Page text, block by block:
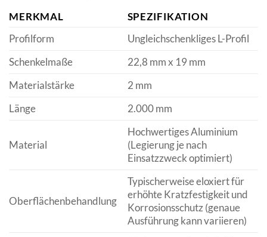
MERKMAL
SPEZIFIKATION
Profilform
Ungleichschenkliges L-Profil
Schenkelmaße
22,8 mm x 19 mm
Materialstärke
2 mm
Länge
2.000 mm
Material
Hochwertiges Aluminium
(Legierung je nach
Einsatzzweck optimiert)
Oberflächenbehandlung
Typischerweise eloxiert für
erhöhte Kratzfestigkeit und
Korrosionsschutz (genaue
Ausführung kann variieren)